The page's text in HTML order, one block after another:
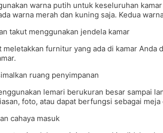
warna putih untuk keseluruhan
warna merah dan kuning saja. Kedua
takut menggunakan jendela kamar
meletakkan furnitur yang ada di kamar
ruang penyimpanan
lemari berukuran besar sampai
foto, atau dapat berfungsi sebagai
cahaya masuk